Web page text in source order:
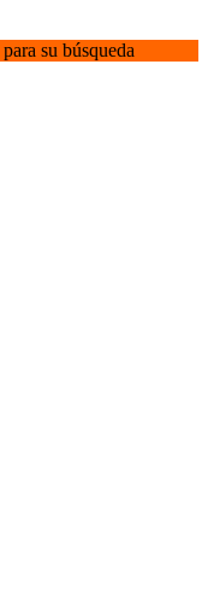
su búsqueda